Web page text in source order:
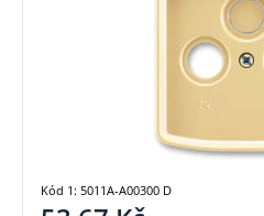
Kód 1: 5011A-A00300 D